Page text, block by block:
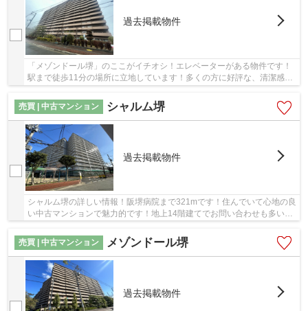
過去掲載物件
「メゾンドール堺」のここがイチオシ！エレベーターがある物件です！
駅まで徒歩11分の場所に立地しています！多くの方に好評な、清潔感の
ある室内が魅力の中古マンションです！ブリス...
売買 | 中古マンション
シャルム堺
過去掲載物件
シャルム堺の詳しい情報！阪堺病院まで321mです！住んでいて心地の良
い中古マンションで魅力的です！地上14階建てでお問い合わせも多い物
売買 | 中古マンション
メゾンドール堺
過去掲載物件